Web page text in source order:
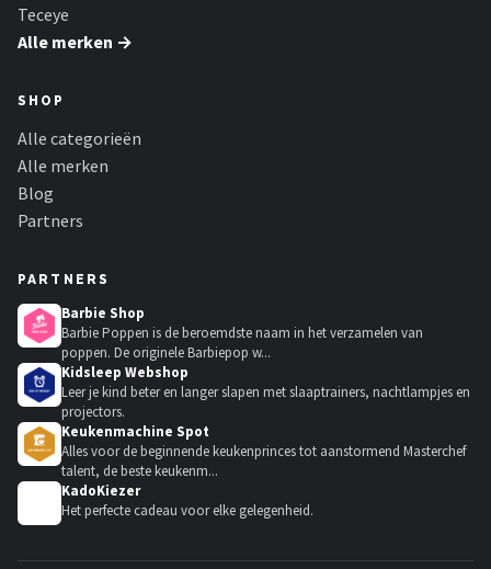
Teceye
Alle merken →
SHOP
Alle categorieën
Alle merken
Blog
Partners
PARTNERS
Barbie Shop
Barbie Poppen is de beroemdste naam in het verzamelen van
poppen. De originele Barbiepop w...
Kidsleep Webshop
Leer je kind beter en langer slapen met slaaptrainers, nachtlampjes en
projectors.
Keukenmachine Spot
Alles voor de beginnende keukenprinces tot aanstormend Masterchef
talent, de beste keukenm...
KadoKiezer
Het perfecte cadeau voor elke gelegenheid.